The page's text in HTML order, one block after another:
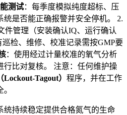
测试：每季度模拟纯度超标、压
统是否能正确报警并安全停机。 2.
件管理（安装确认IQ、运行确认
检、维修、校准记录需按GMP要
：使用经过计量校准的氧气分析
行比对复核。 注意：任何维护操
Lockout-Tagout） 程序，并在工作
统持续稳定提供合格氮气的生命